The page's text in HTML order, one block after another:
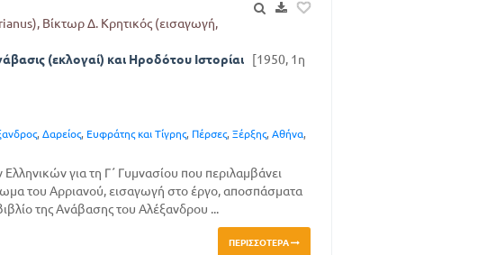
Βίκτωρ Δ. Κρητικός (εισαγωγή,
(εκλογαί) και Ηροδότου Ιστορίαι
[1950, 1η
, Δαρείος, Ευφράτης και Τίγρης, Πέρσες, Ξέρξης, Αθήνα,
Ελληνικών για τη Γ΄ Γυμνασίου που περιλαμβάνει
του Αρριανού, εισαγωγή στο έργο, αποσπάσματα
της Ανάβασης του Αλέξανδρου ...
ΠΕΡΙΣΣΌΤΕΡΑ